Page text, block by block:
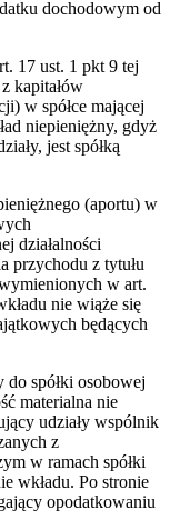
dochodowym od
17 ust. 1 pkt 9 tej
kapitałów
w spółce mającej
niepieniężny, gdyż
jest spółką
(aportu) w
działalności
przychodu z tytułu
w art.
nie wiąże się
będących
do spółki osobowej
materialna nie
udziały wspólnik
z
w ramach spółki
wkładu. Po stronie
opodatkowaniu